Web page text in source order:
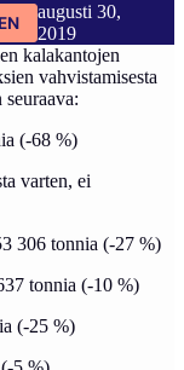
augusti 30,
2019
kalakantojen
vahvistamisesta
(-68 %)
varten, ei
306 tonnia (-27 %)
tonnia (-10 %)
(-25 %)